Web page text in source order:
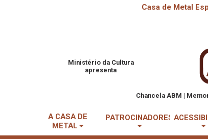
Casa de Metal
Ministério da Cultura
apresenta
Chancela ABM |
A CASA DE
METAL
PATROCINADORES